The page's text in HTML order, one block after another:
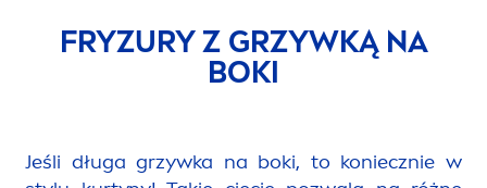
FRYZURY Z GRZYWKĄ NA
BOKI
Jeśli długa grzywka na boki, to koniecznie w